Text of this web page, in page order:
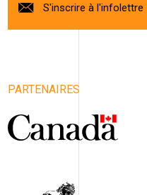
S'inscrire à l'infolettre
PARTENAIRES